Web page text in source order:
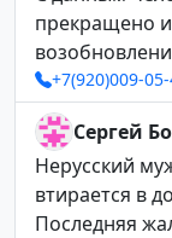
прекращено
+7(920)009-05-
Сергей
Нерусский
втирается в
Последняя